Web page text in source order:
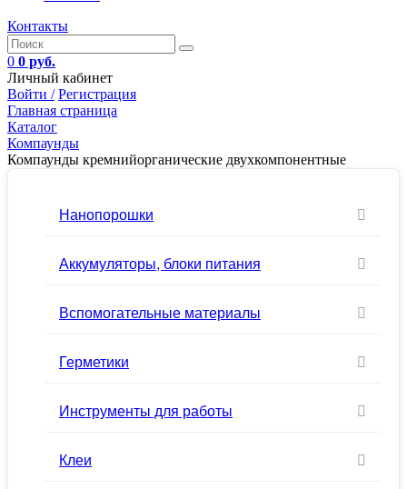
Контакты
0 0 руб.
Личный кабинет
Войти / Регистрация
Главная страница
Каталог
Компаунды
Компаунды кремнийорганические двухкомпонентные
Нанопорошки
Аккумуляторы, блоки питания
Вспомогательные материалы
Герметики
Инструменты для работы
Клеи